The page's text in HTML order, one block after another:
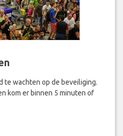
te wachten op de beveiliging.
kom er binnen 5 minuten of